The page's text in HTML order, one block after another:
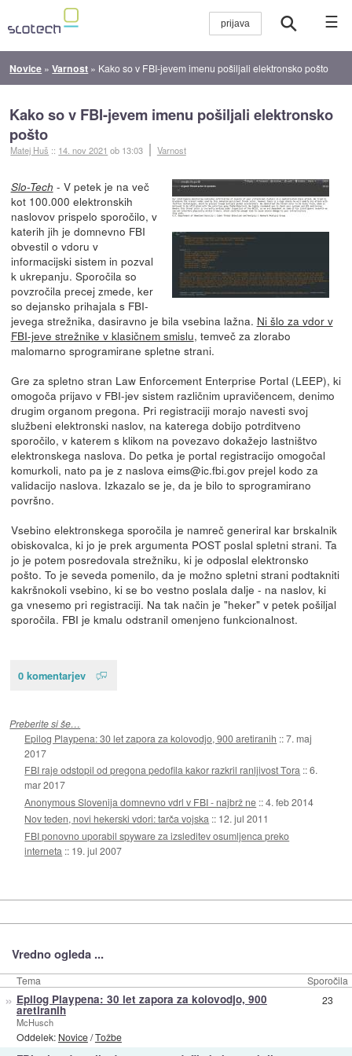
☰
Novice »Varnost » Kako so v FBI-jevem imenu pošiljali elektronsko pošto
Kako so v FBI-jevem imenu pošiljali elektronsko
pošto
Matej Huš :: 14. nov 2021 ob 13:03 Varnost
Slo-Tech - V petek je na več
kot 100.000 elektronskih
naslovov prispelo sporočilo, v
katerih jih je domnevno FBI
obvestil o vdoru v
informacijski sistem in pozval
k ukrepanju. Sporočila so
povzročila precej zmede, ker
so dejansko prihajala s FBI-
jevega strežnika, dasiravno je bila vsebina lažna. Ni šlo za vdor v
FBI-jeve strežnike v klasičnem smislu, temveč za zlorabo
malomarno sprogramirane spletne strani.
Gre za spletno stran Law Enforcement Enterprise Portal (LEEP), ki
omogoča prijavo v FBI-jev sistem različnim upravičencem, denimo
drugim organom pregona. Pri registraciji morajo navesti svoj
službeni elektronski naslov, na katerega dobijo potrditveno
sporočilo, v katerem s klikom na povezavo dokažejo lastništvo
elektronskega naslova. Do petka je portal registracijo omogočal
komurkoli, nato pa je z naslova eims@ic.fbi.gov prejel kodo za
validacijo naslova. Izkazalo se je, da je bilo to sprogramirano
površno.
Vsebino elektronskega sporočila je namreč generiral kar brskalnik
obiskovalca, ki jo je prek argumenta POST poslal spletni strani. Ta
jo je potem posredovala strežniku, ki je odposlal elektronsko
pošto. To je seveda pomenilo, da je možno spletni strani podtakniti
kakršnokoli vsebino, ki se bo vestno poslala dalje - na naslov, ki
ga vnesemo pri registraciji. Na tak način je "heker" v petek pošiljal
sporočila. FBI je kmalu odstranil omenjeno funkcionalnost.
0 komentarjev
Preberite si še…
Epilog Playpena: 30 let zapora za kolovodjo, 900 aretiranih ::7. maj
2017
FBI raje odstopil od pregona pedofila kakor razkril ranljivost Tora ::6.
mar 2017
Anonymous Slovenija domnevno vdrl v FBI - najbrž ne ::4. feb 2014
Nov teden, novi hekerski vdori: tarča vojska :: 12. jul 2011
FBI ponovno uporabil spyware za izsleditev osumljenca preko
interneta :: 19. jul 2007
Vredno ogleda ...
Tema Sporočila
» Epilog Playpena: 30 let zapora za kolovodjo, 900
aretiranih
McHusch
Oddelek: Novice/Tožbe
23